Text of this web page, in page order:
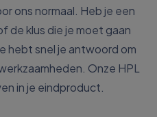
ons normaal. Heb je een
de klus die je moet gaan
hebt snel je antwoord om
Onze HPL
in je eindproduct.